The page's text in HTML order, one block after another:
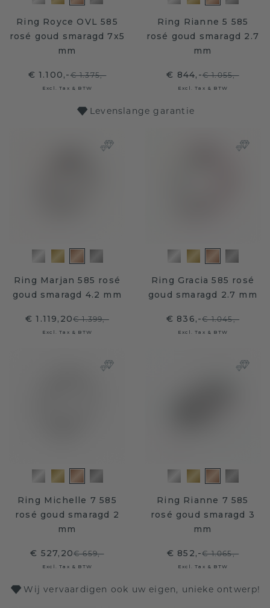
Ring Royce OVL 585
rosé goud smaragd 7x5
mm
€ 1.100,-€ 1.375,-
Excl. Tax & BTW
Ring Rianne 5 585
rosé goud smaragd 2.7
mm
€ 844,-€ 1.055,-
Excl. Tax & BTW
Levenslange garantie
Ring Marjan 585 rosé
goud smaragd 4.2 mm
€ 1.119,20€ 1.399,-
Excl. Tax & BTW
Ring Gracia 585 rosé
goud smaragd 2.7 mm
€ 836,-€ 1.045,-
Excl. Tax & BTW
Ring Michelle 7 585
rosé goud smaragd 2
mm
€ 527,20€ 659,-
Excl. Tax & BTW
Ring Rianne 7 585
rosé goud smaragd 3
mm
€ 852,-€ 1.065,-
Excl. Tax & BTW
Wij vervaardigen ook uw eigen, unieke ontwerp!